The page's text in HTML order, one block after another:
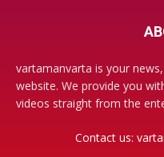
vartamanvarta is your
website. We provide you
videos straight from the
Contact us: